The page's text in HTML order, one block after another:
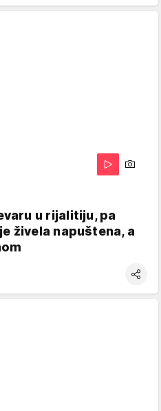
u rijalitiju, pa
živela napuštena, a